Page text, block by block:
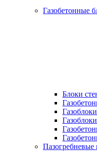
Газобетонные
Блоки